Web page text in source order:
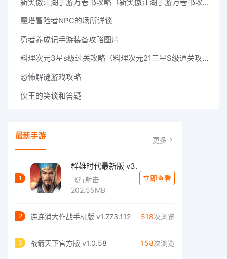
魔塔冒险者NPC的场所详谈
勇者养成记手游装备攻略图片
料理次元3星s级过关攻略（料理次元21三星S级通关攻略）
恐怖解谜游戏攻略
侠王的笑谈和答疑
最新手游 更多
1
群雄时代最新版 v3.
飞行射击
202.55MB
立即查看
2 连连消大作战手机版 v1.773.112 518次浏览
3 战箭天下官方版 v1.0.58 158次浏览